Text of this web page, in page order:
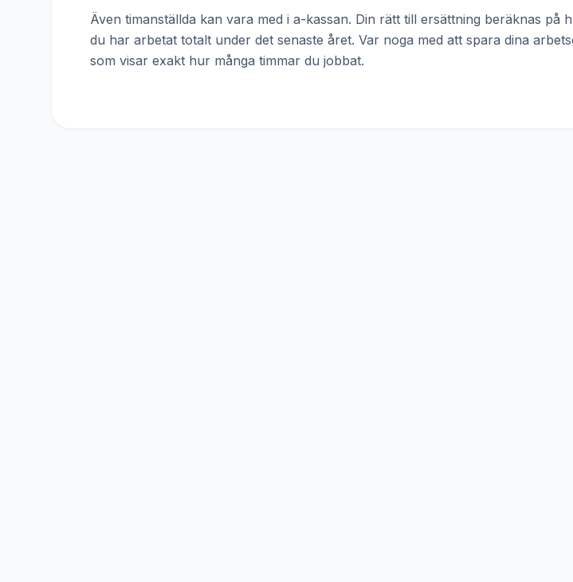
Även timanställda kan vara med i a-kassan. Din rätt till ersättning beräknas på
du har arbetat totalt under det senaste året. Var noga med att spara dina
som visar exakt hur många timmar du jobbat.